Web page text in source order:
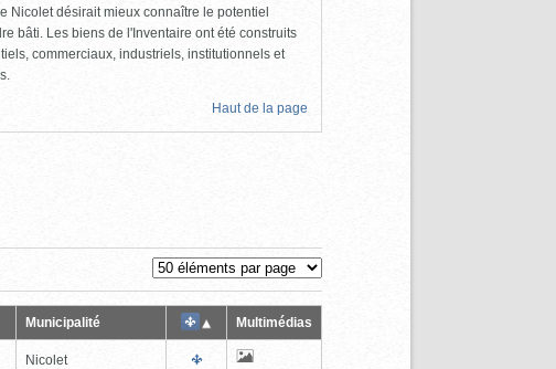
Nicolet désirait mieux connaître le potentiel
bâti. Les biens de l'Inventaire ont été construits
commerciaux, industriels, institutionnels et
Haut de la page
Municipalité Multimédias
Nicolet